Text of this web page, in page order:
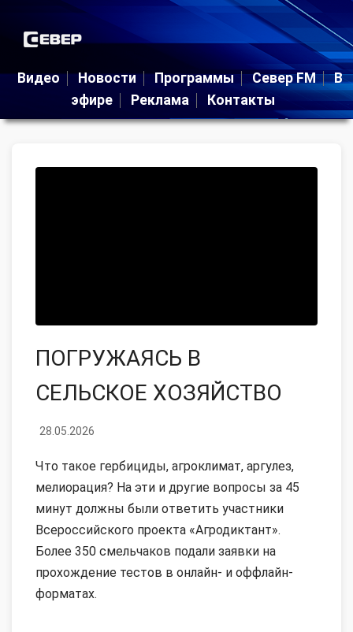
Видео Новости Программы Север FM
В
эфире
Реклама Контакты
ПОГРУЖАЯСЬ В
СЕЛЬСКОЕ ХОЗЯЙСТВО
28.05.2026
Что такое гербициды, агроклимат, аргулез,
мелиорация? На эти и другие вопросы за 45
минут должны были ответить участники
Всероссийского проекта «Агродиктант».
Более 350 смельчаков подали заявки на
прохождение тестов в онлайн- и оффлайн-
форматах.